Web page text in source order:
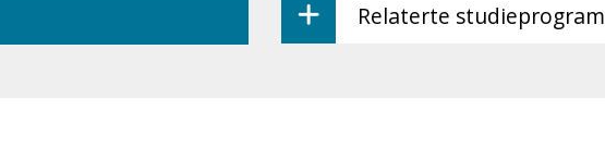
Relaterte studieprogram